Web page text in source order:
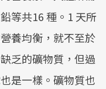
等共16 種。1 天所
養均衡，就不至於
乏的礦物質，但過
是一樣。礦物質也